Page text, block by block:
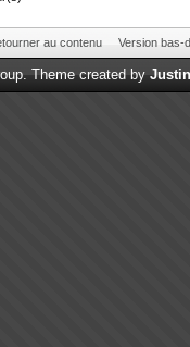
au contenu Version bas-
. Theme created by